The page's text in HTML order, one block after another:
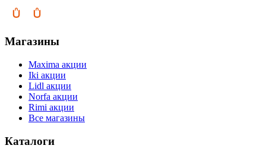
Магазины
Maxima акции
Iki акции
Lidl акции
Norfa акции
Rimi акции
Все магазины
Каталоги